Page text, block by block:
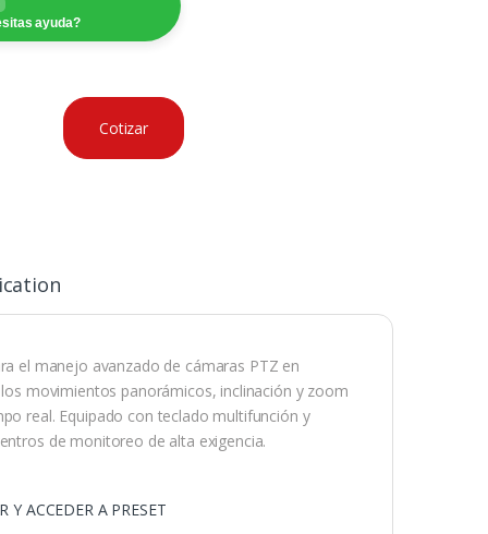
ayuda?
Cotizar
el manejo avanzado de cámaras PTZ en
movimientos panorámicos, inclinación y zoom
real. Equipado con teclado multifunción y
de monitoreo de alta exigencia.
ACCEDER A PRESET